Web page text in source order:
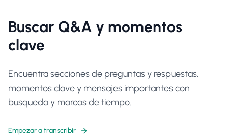
Buscar Q&A y momentos
clave
Encuentra secciones de preguntas y respuestas,
momentos clave y mensajes importantes con
busqueda y marcas de tiempo.
Empezar a transcribir